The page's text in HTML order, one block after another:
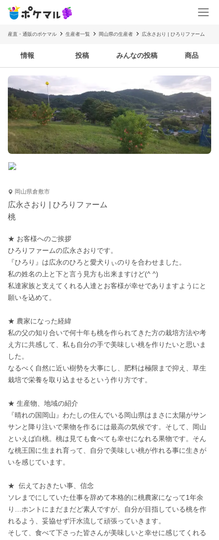
産直・通販のポケマル 生産者一覧 岡山県の生産者 広永さおり | ひろりファーム
情報 投稿 みんなの投稿 商品
岡山県倉敷市
広永さおり | ひろりファーム
桃
★ お客様へのご挨拶
ひろりファームの広永さおりです。
『ひろり』は広永のひろと愛犬りぃのりを合わせました。
私の姓名の上と下と言う見方も出来ますけど(^ ^)
私達家族と支えてくれる人達とお客様が幸せでありますようにと
願いを込めて。
★ 農家になった経緯
私の父の知り合いで何十年も桃を作られてきた方の栽培方法や考
え方に共感して、私も自分の手で美味しい桃を作りたいと思いま
した。
なるべく自然に近い樹勢を大事にし、肥料は極限まで抑え、草生
栽培で栄養を取り込ませるという作り方です。
★ 生産物、地域の紹介
『晴れの国岡山』わたしの住んでいる岡山県はまさに太陽がサン
サンと降り注いで果物を作るには最高の気候です。そして、岡山
といえば白桃。桃は見ても食べても幸せになれる果物です。そん
な桃王国に生まれ育って、自分で美味しい桃が作れる事に生きが
いを感じています。
★  伝えておきたい事、信念
ソレまでにしていた仕事を辞めて本格的に桃農家になって1年余
り…ホントにまだまだど素人ですが、自分が目指している桃を作
れるよう、妥協せず汗水流して頑張っていきます。
そして、食べて下さった皆さんが美味しいと幸せに感じてくれる